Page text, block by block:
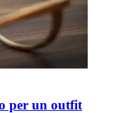
per un outfit